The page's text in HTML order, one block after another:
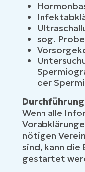
sog.
der
Durchführung
Wenn alle
nötigen
sind, kann die
gestartet